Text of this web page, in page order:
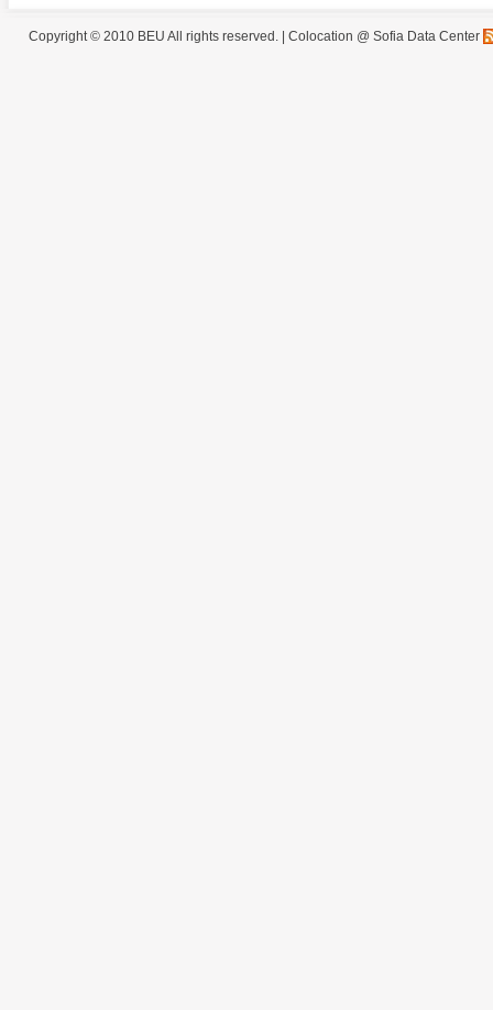
Copyright © 2010 BEU All rights reserved. | Colocation @ Sofia Data Center